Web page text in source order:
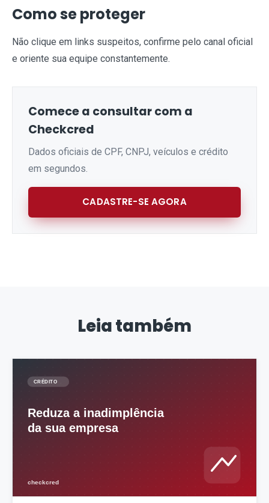
Como se proteger
Não clique em links suspeitos, confirme pelo canal oficial
e oriente sua equipe constantemente.
Comece a consultar com a
Checkcred
Dados oficiais de CPF, CNPJ, veículos e crédito
em segundos.
CADASTRE-SE AGORA
Leia também